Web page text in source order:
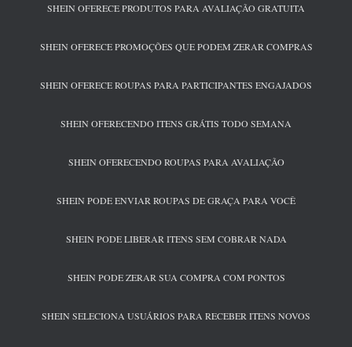
SHEIN OFERECE PRODUTOS PARA AVALIAÇÃO GRATUITA
SHEIN OFERECE PROMOÇÕES QUE PODEM ZERAR COMPRAS
SHEIN OFERECE ROUPAS PARA PARTICIPANTES ENGAJADOS
SHEIN OFERECENDO ITENS GRÁTIS TODO SEMANA
SHEIN OFERECENDO ROUPAS PARA AVALIAÇÃO
SHEIN PODE ENVIAR ROUPAS DE GRAÇA PARA VOCÊ
SHEIN PODE LIBERAR ITENS SEM COBRAR NADA
SHEIN PODE ZERAR SUA COMPRA COM PONTOS
SHEIN SELECIONA USUÁRIOS PARA RECEBER ITENS NOVOS